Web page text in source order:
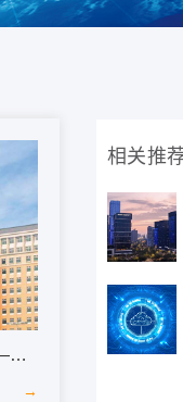
双城智联·护航医疗——UCS优势赋能高标准国际化医院建设
→
相关推